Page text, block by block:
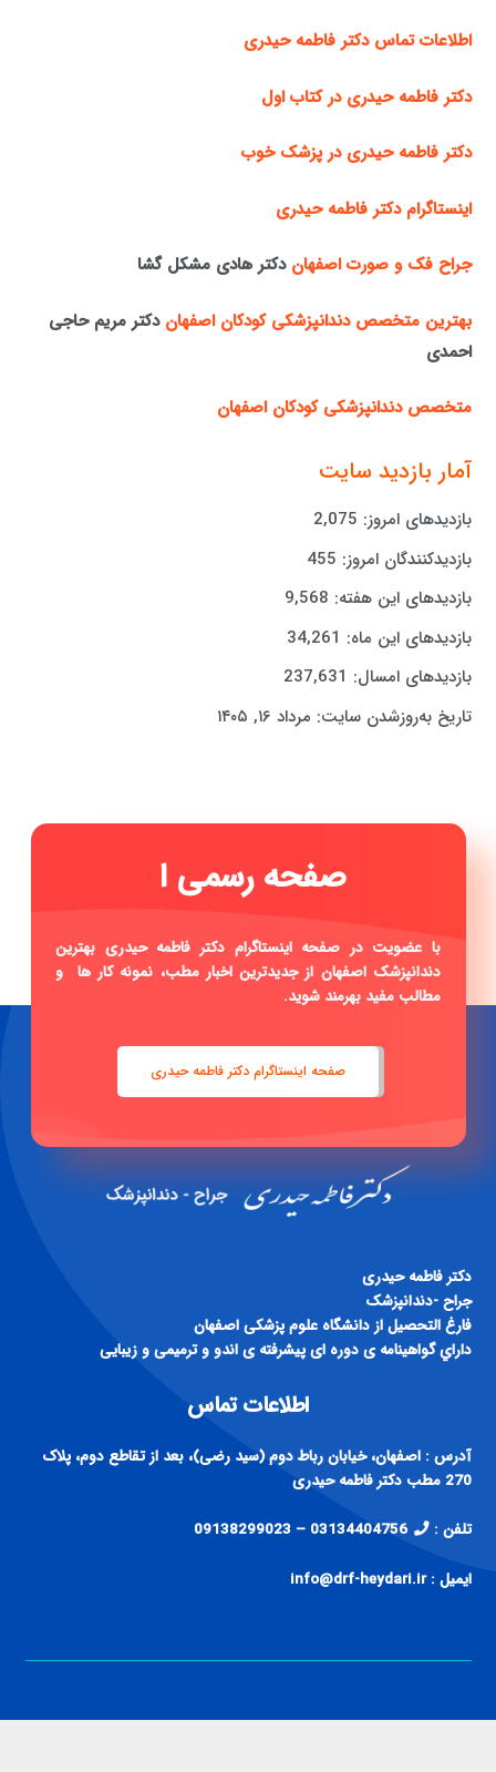
اطلاعات تماس دکتر فاطمه حیدری
دکتر فاطمه حیدری در کتاب اول
دکتر فاطمه حیدری در پزشک خوب
اینستاگرام دکتر فاطمه حیدری
جراح فک و صورت اصفهان دکتر هادی مشکل گشا
بهترین متخصص دندانپزشکی کودکان اصفهان دکتر مریم حاجی
احمدی
متخصص دندانپزشکی کودکان اصفهان
آمار بازدید سایت
بازدیدهای امروز: 2,075
بازدیدکنندگان امروز: 455
بازدیدهای این هفته: 9,568
بازدیدهای این ماه: 34,261
بازدیدهای امسال: 237,631
تاریخ به‌روزشدن سایت: مرداد ۱۶, ۱۴۰۵
صفح|
با عضویت در صفحه اینستاگرام دکتر فاطمه حیدری بهترین
دندانپزشک اصفهان از جدیدترین اخبار مطب، نمونه کار ها و
مطالب مفید بهرمند شوید.
صفحه اینستاگرام دکتر فاطمه حیدری
دكتر فاطمه حيدری
جراح -دندانپزشک
فارغ التحصيل از دانشگاه علوم پزشكی اصفهان
داراي گواهينامه ی دوره ای پيشرفته ی اندو و ترميمی و زيبايی
اطلاعات تماس
آدرس : اصفهان، خیابان رباط دوم (سید رضی)، بعد از تقاطع دوم، پلاک
270 مطب دکتر فاطمه حیدری
تلفن : 03134404756 – 09138299023
ایمیل : info@drf-heydari.ir